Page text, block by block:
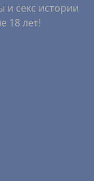
и секс истории
18 лет!